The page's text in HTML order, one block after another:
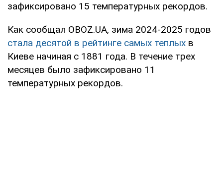
зафиксировано 15 температурных рекордов.
Как сообщал OBOZ.UA, зима 2024-2025 годов
стала десятой в рейтинге самых теплых в
Киеве начиная с 1881 года. В течение трех
месяцев было зафиксировано 11
температурных рекордов.